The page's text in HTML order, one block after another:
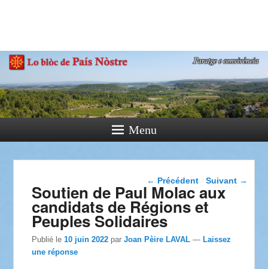
Paratge e Convivència
Menu
Navigation dans les
articles
← Précédent Suivant →
Soutien de Paul Molac aux
candidats de Régions et
Peuples Solidaires
Publié le10 juin 2022 parJoan Pèire LAVAL —Laissez
une réponse